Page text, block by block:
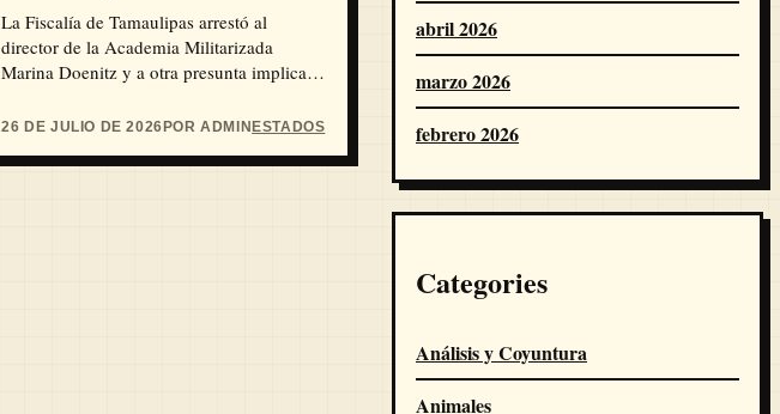
La Fiscalía de Tamaulipas arrestó al
director de la Academia Militarizada
Marina Doenitz y a otra presunta implicada
26 DE JULIO DE 2026POR ADMINESTADOS
abril 2026
marzo 2026
febrero 2026
Categories
Análisis y Coyuntura
Animales